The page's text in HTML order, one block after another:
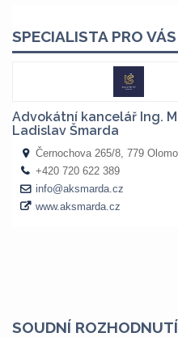
SOUDNÍ ROZHODNUTÍ